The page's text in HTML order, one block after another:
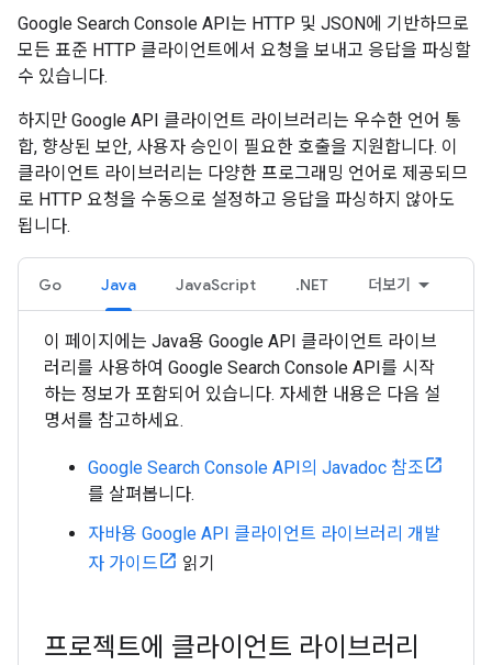
Google Search Console API는 HTTP 및 JSON에 기반하므로
모든 표준 HTTP 클라이언트에서 요청을 보내고 응답을 파싱할
수 있습니다.
하지만 Google API 클라이언트 라이브러리는 우수한 언어 통
합, 향상된 보안, 사용자 승인이 필요한 호출을 지원합니다. 이
클라이언트 라이브러리는 다양한 프로그래밍 언어로 제공되므
로 HTTP 요청을 수동으로 설정하고 응답을 파싱하지 않아도
됩니다.
Go Java JavaScript .NET 더보기
이 페이지에는 Java용 Google API 클라이언트 라이브
러리를 사용하여 Google Search Console API를 시작
하는 정보가 포함되어 있습니다. 자세한 내용은 다음 설
명서를 참고하세요.
Google Search Console API의 Javadoc 참조
를 살펴봅니다.
자바용 Google API 클라이언트 라이브러리 개발
자 가이드
읽기
프로젝트에 클라이언트 라이브러리